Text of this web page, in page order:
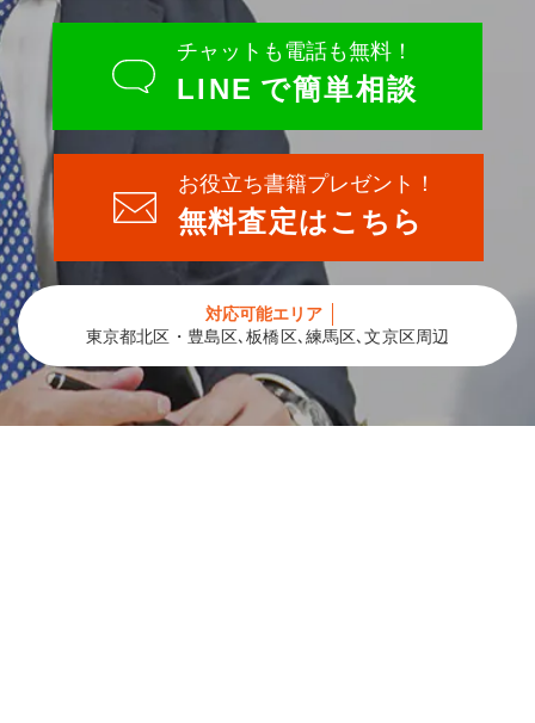
チャットも電話も無料！
LINE で簡単相談
お役立ち書籍プレゼント！
無料査定はこちら
対応可能エリア
東京都北区・豊島区､板橋区､練馬区､文京区周辺